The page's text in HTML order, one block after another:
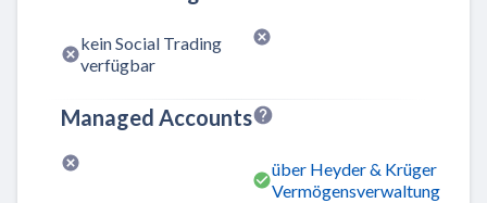
kein Social Trading
verfügbar
Managed Accounts
über Heyder & Krüger
Vermögensverwaltung